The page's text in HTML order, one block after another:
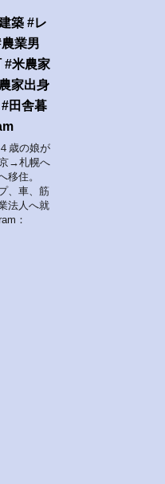
築 #レ
業男
#米農家
家出身
田舎暮
歳の娘が
→札幌へ
住。
、車、筋
法人へ就
：